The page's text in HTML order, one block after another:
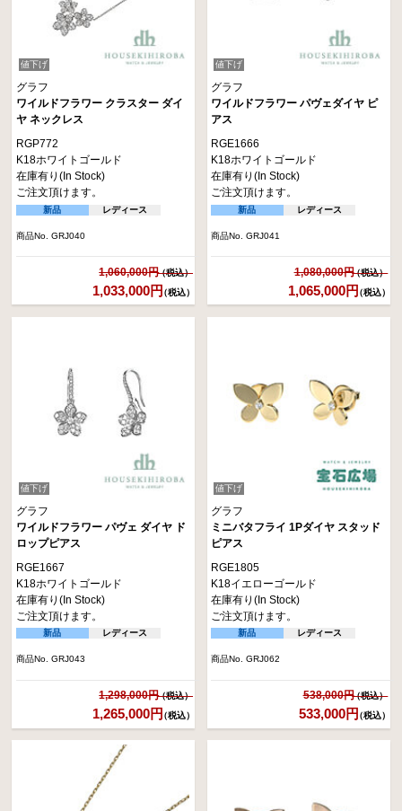
値下げ
グラフ
ワイルドフラワー クラスター ダイ
ヤ ネックレス
RGP772
K18ホワイトゴールド
在庫有り(In Stock)
ご注文頂けます。
新品 レディース
商品No. GRJ040
1,060,000円
1,033,000円（税込）
値下げ
グラフ
ワイルドフラワー パヴェダイヤ ピ
アス
RGE1666
K18ホワイトゴールド
在庫有り(In Stock)
ご注文頂けます。
新品 レディース
商品No. GRJ041
1,080,000円
1,065,000円（税込）
値下げ
グラフ
ワイルドフラワー パヴェ ダイヤ ド
ロップピアス
RGE1667
K18ホワイトゴールド
在庫有り(In Stock)
ご注文頂けます。
新品 レディース
商品No. GRJ043
1,298,000円
1,265,000円（税込）
値下げ
グラフ
ミニバタフライ 1Pダイヤ スタッド
ピアス
RGE1805
K18イエローゴールド
在庫有り(In Stock)
ご注文頂けます。
新品 レディース
商品No. GRJ062
538,000円
533,000円（税込）